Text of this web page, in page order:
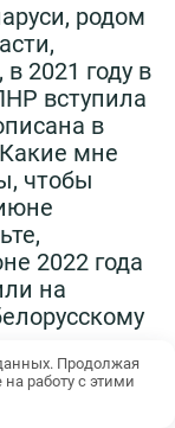
родом
2021 году в
вступила
в
мне
чтобы
2022 года
на
Продолжая
работу с этими